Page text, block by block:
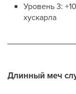
Уровень 3:
хускарла
Длинный меч